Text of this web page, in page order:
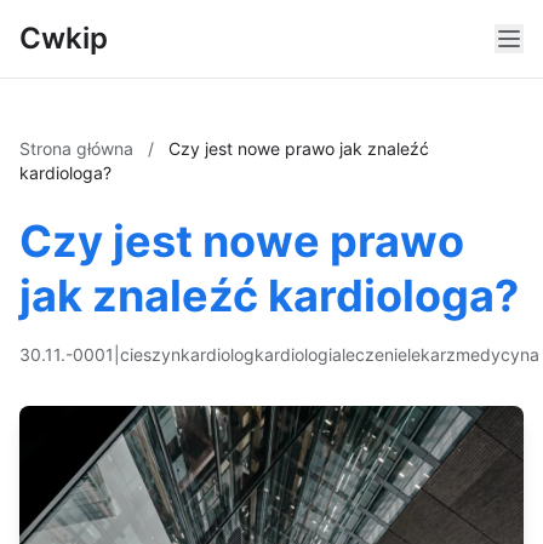
Cwkip
Strona główna /
Czy jest nowe prawo jak znaleźć
kardiologa?
Czy jest nowe prawo
jak znaleźć kardiologa?
30.11.-0001 cieszynkardiologkardiologialeczenielekarzmedycyna